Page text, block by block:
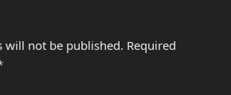
will not be published. Required